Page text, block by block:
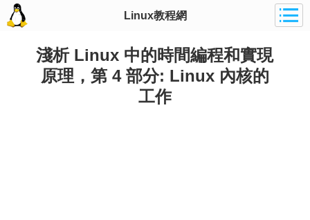
Linux教程網
淺析 Linux 中的時間編程和實現
原理，第 4 部分: Linux 內核的
工作